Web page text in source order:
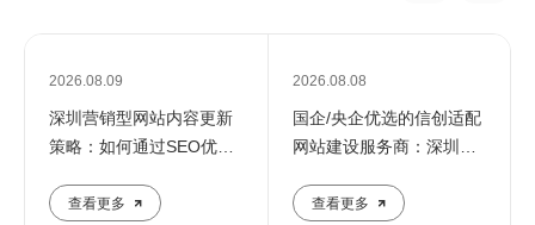
2026.08.09
深圳营销型网站内容更新
策略：如何通过SEO优化
查看更多
2026.08.08
国企/央企优选的信创适配
网站建设服务商：深圳定
查看更多